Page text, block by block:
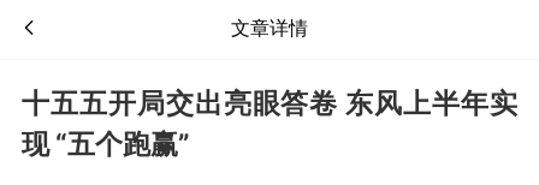
文章详情
十五五开局交出亮眼答卷 东风上半年实
现 “五个跑赢”